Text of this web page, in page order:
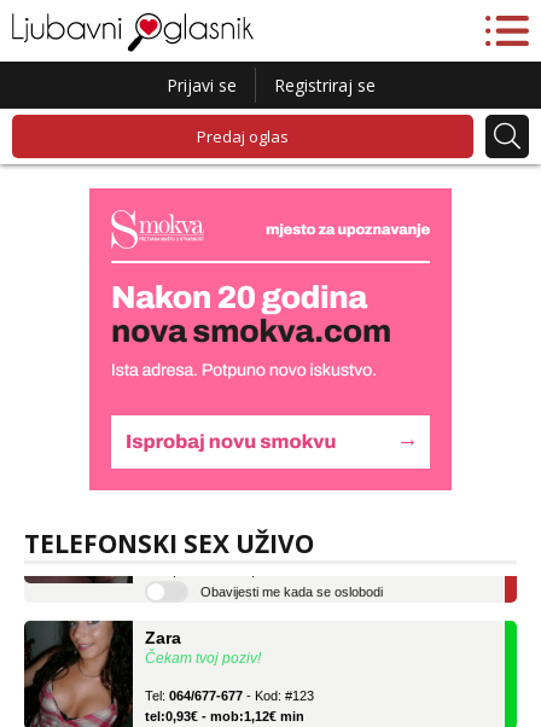
Prijavi se Registriraj se
Predaj oglas
TELEFONSKI SEX UŽIVO
Tel:064/677-677 - Kod: #133
tel:0,93€ - mob:1,12€ min
Obavijesti me kada se oslobodi
Čekam tvoj poziv!
tel:0,93€ - mob:1,12€ min